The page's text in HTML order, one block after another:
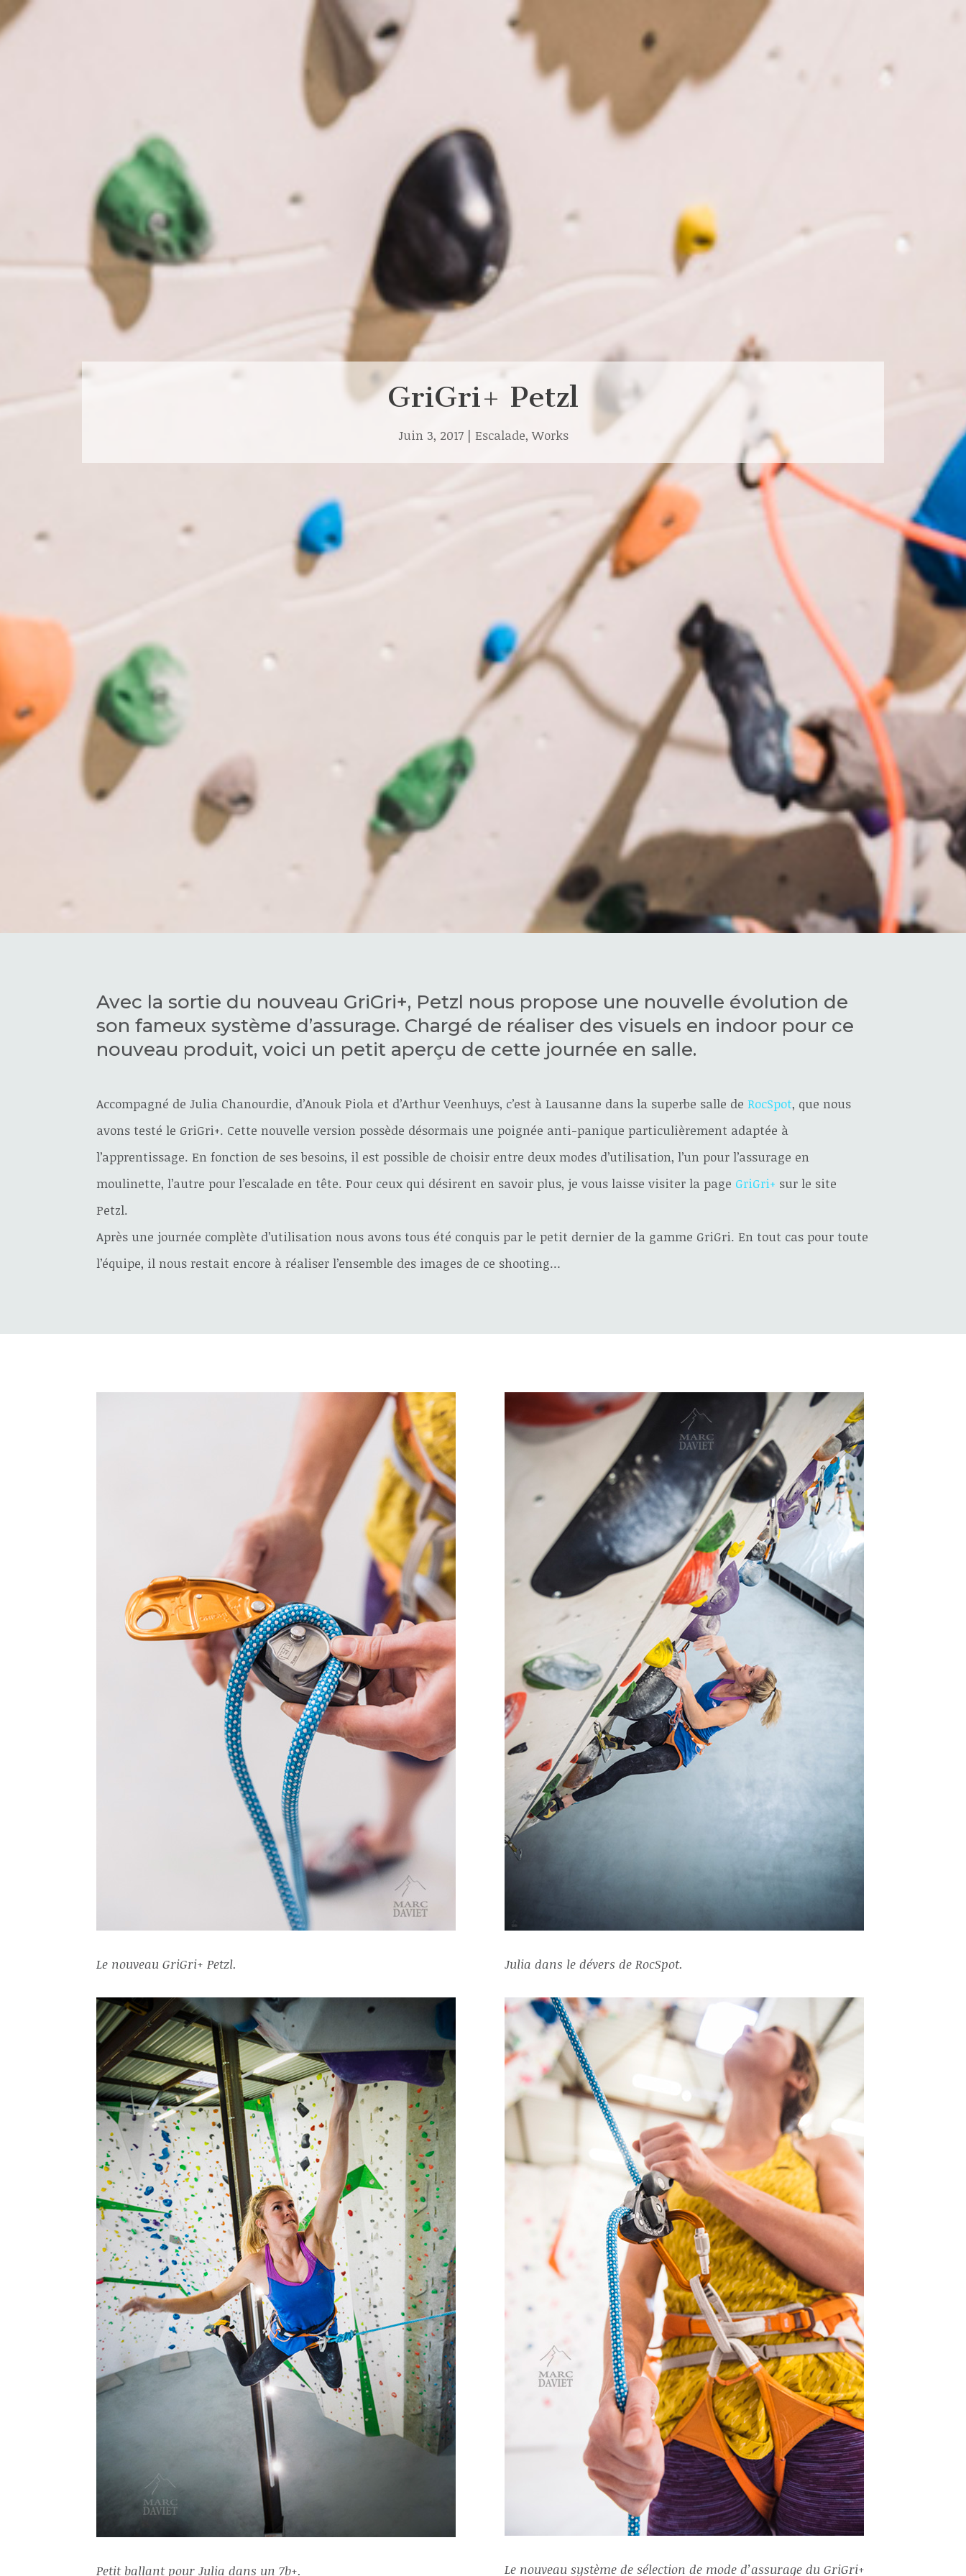
GriGri+ Petzl
Juin 3, 2017| Escalade,Works
Avec la sortie du nouveau GriGri+, Petzl nous propose une nouvelle évolution de
son fameux système d’assurage. Chargé de réaliser des visuels en indoor pour ce
nouveau produit, voici un petit aperçu de cette journée en salle.
Accompagné de Julia Chanourdie, d’Anouk Piola et d’Arthur Veenhuys, c’est à Lausanne dans la superbe salle deRocSpot, que nous
avons testé le GriGri+. Cette nouvelle version possède désormais une poignée anti-panique particulièrement adaptée à
l’apprentissage. En fonction de ses besoins, il est possible de choisir entre deux modes d’utilisation, l’un pour l’assurage en
moulinette, l’autre pour l’escalade en tête. Pour ceux qui désirent en savoir plus, je vous laisse visiter la page GriGri+ sur le site
Petzl.
Après une journée complète d’utilisation nous avons tous été conquis par le petit dernier de la gamme GriGri. En tout cas pour toute
l’équipe, il nous restait encore à réaliser l’ensemble des images de ce shooting…
Le nouveau GriGri+ Petzl.
Petit ballant pour Julia dans un 7b+.
Julia dans le dévers de RocSpot.
Le nouveau système de sélection de mode d’assurage du GriGri+